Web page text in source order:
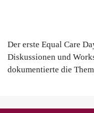
Der erste Equal Care
Diskussionen und
dokumentierte die